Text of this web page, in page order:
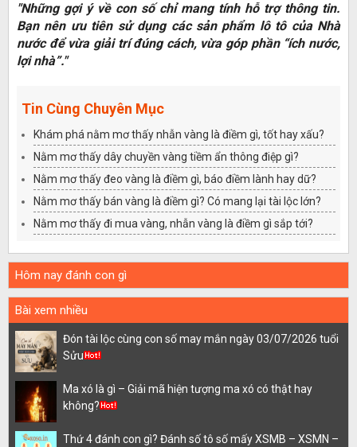
"Những gợi ý về con số chỉ mang tính hỗ trợ thông tin.
Bạn nên ưu tiên sử dụng các sản phẩm lô tô của Nhà
nước để vừa giải trí đúng cách, vừa góp phần “ích nước,
lợi nhà”."
Tin Cùng Chuyên Mục
Khám phá nằm mơ thấy nhẫn vàng là điềm gì, tốt hay xấu?
Nằm mơ thấy dây chuyền vàng tiềm ẩn thông điệp gì?
Nằm mơ thấy đeo vàng là điềm gì, báo điềm lành hay dữ?
Nằm mơ thấy bán vàng là điềm gì? Có mang lại tài lộc lớn?
Nằm mơ thấy đi mua vàng, nhẫn vàng là điềm gì sắp tới?
Hôm nay đánh con gì
Bài xem nhiều
Đón tài lộc cùng con số may mắn ngày 03/07/2026 tuổi
Sửu
Ma xó là gì – Giải mã hiện tượng ma xó có thật hay
không?
Thứ 4 đánh con gì? Đánh số tô số mấy XSMB – XSMN –